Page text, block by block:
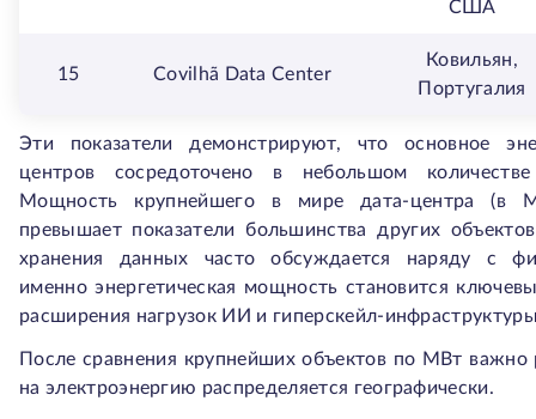
США
15 Covilhã Data Center
Ковильян,
Португалия
Эти показатели демонстрируют, что основное
центров сосредоточено в небольшом количестве
Мощность крупнейшего в мире дата-центра (в
превышает показатели большинства других
хранения данных часто обсуждается наряду с
именно энергетическая мощность становится
расширения нагрузок ИИ и гиперскейл-
После сравнения крупнейших объектов по МВт важно
на электроэнергию распределяется географически.